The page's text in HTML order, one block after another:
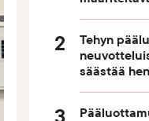
Tehyn
säästää